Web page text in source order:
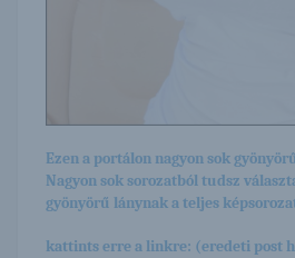
Ezen a portálon nagyon sok
Nagyon sok sorozatból tudsz
gyönyörű lánynak a teljes
kattints erre a linkre: (eredeti post